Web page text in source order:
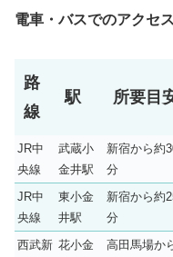
電車・バスでのアクセス
路
線
駅 所要目
JR中
央線
武蔵小
金井駅
新宿から約
分
JR中
央線
東小金
井駅
新宿から約
分
西武新 花小金
高田馬場か